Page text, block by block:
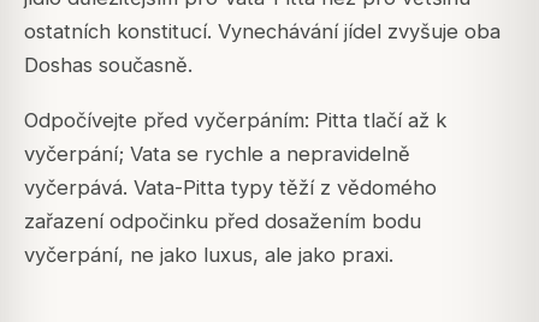
ostatních konstitucí. Vynechávání jídel zvyšuje oba
Doshas současně.
Odpočívejte před vyčerpáním: Pitta tlačí až k
vyčerpání; Vata se rychle a nepravidelně
vyčerpává. Vata-Pitta typy těží z vědomého
zařazení odpočinku před dosažením bodu
vyčerpání, ne jako luxus, ale jako praxi.